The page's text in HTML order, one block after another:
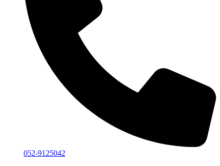
052-9125042